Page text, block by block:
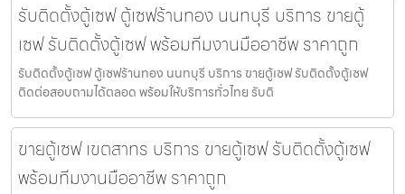
รับติดตั้งตู้เซฟ ตู้เซฟร้านทอง นนทบุรี บริการ ขายตู้
เซฟ รับติดตั้งตู้เซฟ พร้อมทีมงานมืออาชีพ ราคาถูก
รับติดตั้งตู้เซฟ ตู้เซฟร้านทอง นนทบุรี บริการ ขายตู้เซฟ รับติดตั้งตู้เซฟ
ติดต่อสอบถามได้ตลอด พร้อมให้บริการทั่วไทย รับติ
ขายตู้เซฟ เขตสาทร บริการ ขายตู้เซฟ รับติดตั้งตู้เซฟ
พร้อมทีมงานมืออาชีพ ราคาถูก